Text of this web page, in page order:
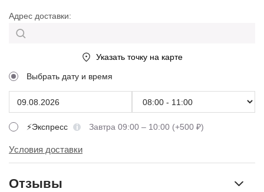
Адрес доставки:
Указать точку на карте
Выбрать дату и время
⚡Экспресс Завтра 09:00 – 10:00 (+500 ₽)
Условия доставки
Отзывы